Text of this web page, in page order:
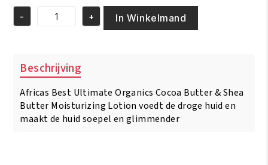
Cocoa
Butter
Moisturizing
Lotion
355
ml
- + In Winkelmand
Beschrijving
Africas Best Ultimate Organics Cocoa Butter & Shea
Butter Moisturizing Lotion voedt de droge huid en
maakt de huid soepel en glimmender